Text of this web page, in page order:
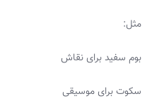
مثل:
بوم سفید برای نقاش
سکوت برای موسیقی